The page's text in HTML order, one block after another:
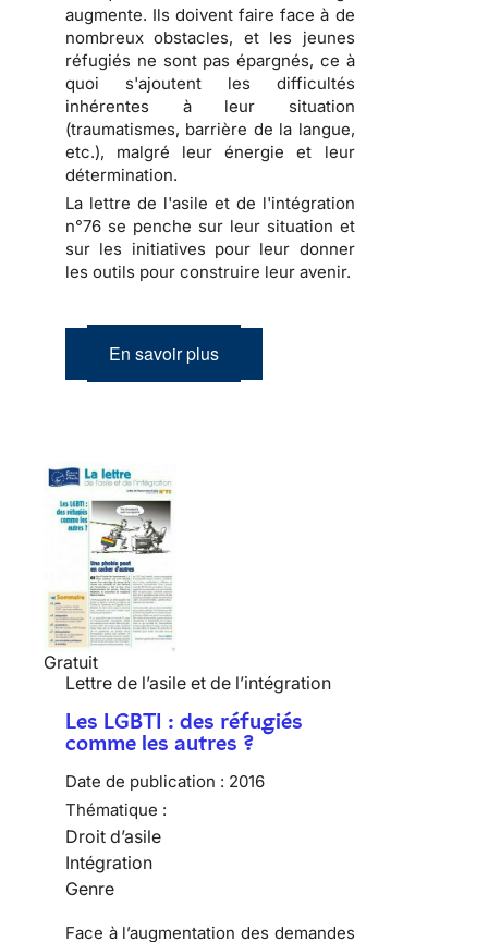
augmente. Ils doivent faire face à de
nombreux obstacles, et les jeunes
réfugiés ne sont pas épargnés, ce à
quoi s'ajoutent les difficultés
inhérentes à leur situation
(traumatismes, barrière de la langue,
etc.), malgré leur énergie et leur
détermination.
La lettre de l'asile et de l'intégration
n°76 se penche sur leur situation et
sur les initiatives pour leur donner
les outils pour construire leur avenir.
En savoir plus
Gratuit
Lettre de l’asile et de l’intégration
Les LGBTI : des réfugiés
comme les autres ?
Date de publication : 2016
Thématique :
Droit d’asile
Intégration
Genre
Face à l’augmentation des demandes